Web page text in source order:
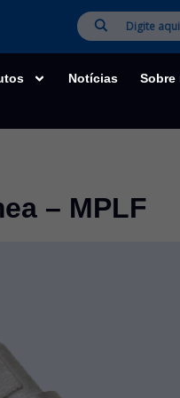
Notícias Sobre
– MPLF